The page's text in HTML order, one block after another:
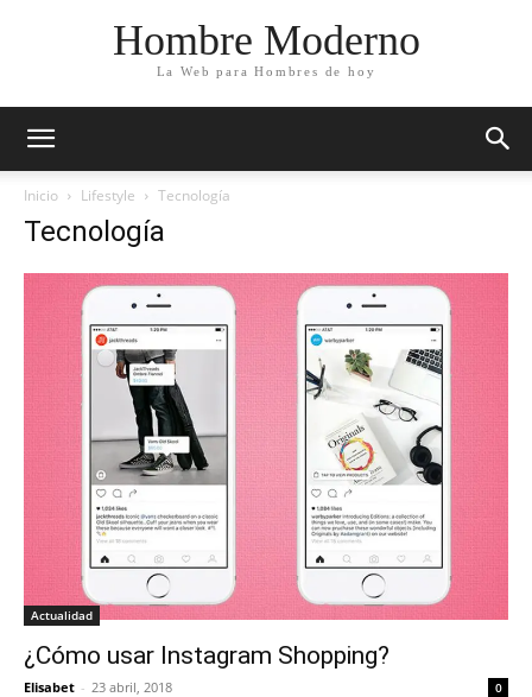
Hombre Moderno
La Web para Hombres de hoy
Inicio Lifestyle Tecnología
Tecnología
Actualidad
¿Cómo usar Instagram Shopping?
Elisabet - 23 abril, 2018 0